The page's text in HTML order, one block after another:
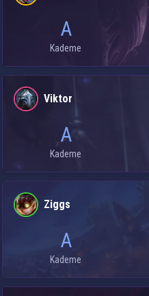
A
Kademe
Viktor
A
Kademe
Ziggs
A
Kademe